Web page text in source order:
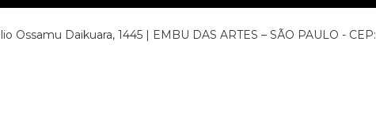
Daikuara, 1445 | EMBU DAS ARTES – SÃO PAULO - CEP: